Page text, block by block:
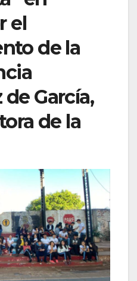
el
de la
García,
de la